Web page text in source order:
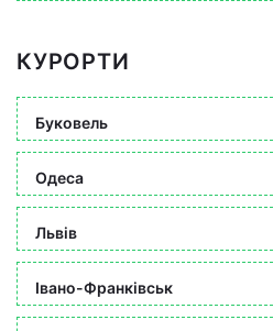
КУРОРТИ
Буковель
Одеса
Львів
Івано-Франківськ